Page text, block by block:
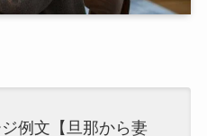
例文【旦那から妻